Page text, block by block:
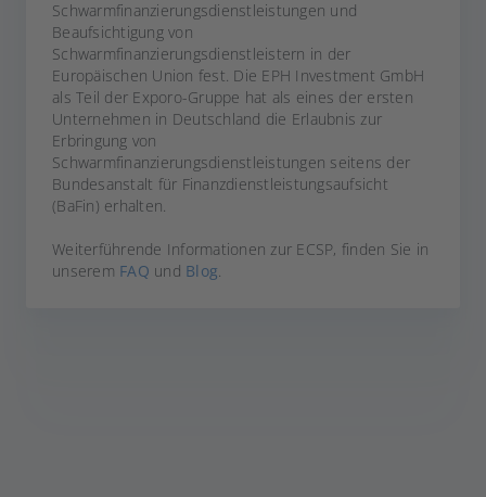
Schwarmfinanzierungsdienstleistungen und
Beaufsichtigung von
Schwarmfinanzierungsdienstleistern in der
Europäischen Union fest. Die EPH Investment GmbH
als Teil der Exporo-Gruppe hat als eines der ersten
Unternehmen in Deutschland die Erlaubnis zur
Erbringung von
Schwarmfinanzierungsdienstleistungen seitens der
Bundesanstalt für Finanzdienstleistungsaufsicht
(BaFin) erhalten.
Weiterführende Informationen zur ECSP, finden Sie in
unserem FAQ und Blog.
Immobilien
Immobilien Projekt
Standort
Rendite p. a.
8,0 %
Exporo-Klasse
Minimal- / Maximallaufzeit
01.2000 / 01.2000
EE